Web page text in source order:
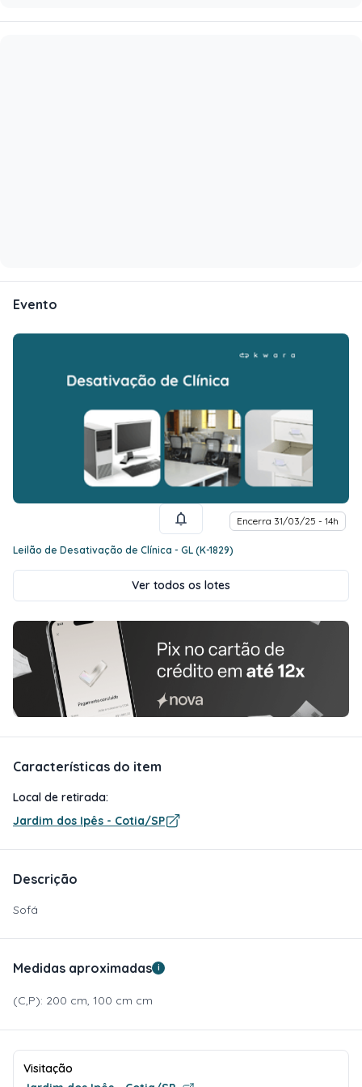
Evento
Encerra 31/03/25 - 14h
Leilão de Desativação de Clínica - GL (K-1829)
Ver todos os lotes
Características do item
Local de retirada:
Jardim dos Ipês - Cotia/SP
Descrição
Sofá
Medidas aproximadas i
(C,P): 200 cm, 100 cm cm
Visitação